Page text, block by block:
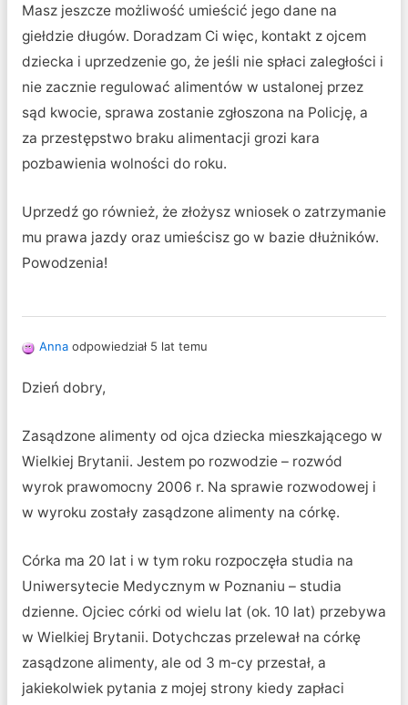
Masz jeszcze możliwość umieścić jego dane na
giełdzie długów. Doradzam Ci więc, kontakt z ojcem
dziecka i uprzedzenie go, że jeśli nie spłaci zaległości i
nie zacznie regulować alimentów w ustalonej przez
sąd kwocie, sprawa zostanie zgłoszona na Policję, a
za przestępstwo braku alimentacji grozi kara
pozbawienia wolności do roku.
Uprzedź go również, że złożysz wniosek o zatrzymanie
mu prawa jazdy oraz umieścisz go w bazie dłużników.
Powodzenia!
Annaodpowiedział 5 lat temu
Dzień dobry,
Zasądzone alimenty od ojca dziecka mieszkającego w
Wielkiej Brytanii. Jestem po rozwodzie – rozwód
wyrok prawomocny 2006 r. Na sprawie rozwodowej i
w wyroku zostały zasądzone alimenty na córkę.
Córka ma 20 lat i w tym roku rozpoczęła studia na
Uniwersytecie Medycznym w Poznaniu – studia
dzienne. Ojciec córki od wielu lat (ok. 10 lat) przebywa
w Wielkiej Brytanii. Dotychczas przelewał na córkę
zasądzone alimenty, ale od 3 m-cy przestał, a
jakiekolwiek pytania z mojej strony kiedy zapłaci